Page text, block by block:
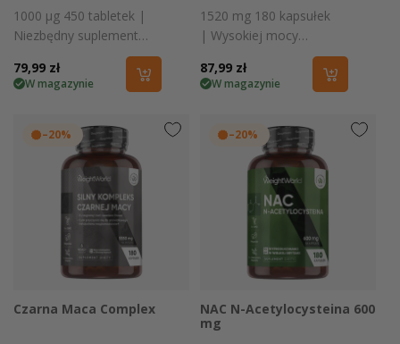
1000 µg 450 tabletek |
Niezbędny suplement
Cena
regularna
79,99 zł
W magazynie
1520 mg 180 kapsułek
| Wysokiej mocy
suplement organiczny
Cena
regularna
87,99 zł
W magazynie
–20%
Czarna Maca Complex
–20%
NAC N-Acetylocysteina 600
mg